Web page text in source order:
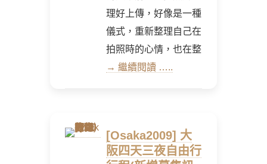
理好上傳，好像是一種
儀式，重新整理自己在
拍照時的心情，也在整
→ 繼續閱讀 …..
[Osaka2009] 大
阪四天三夜自由行